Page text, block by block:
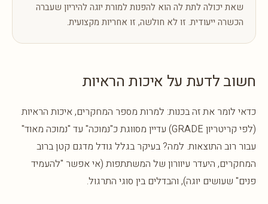
שאת יכולה לתת לה הוא להפנות למורת יוגה להיריון שעברה
הכשרה ייעודית. זו לא חולשה, זו אחריות מקצועית.
חשוב לדעת על איכות הראיות
כדאי לומר את זה בכנות: למרות מספר המחקרים, איכות הראיות
(לפי קריטריון GRADE) עדיין מסווגת כ"נמוכה" עד "נמוכה מאוד"
עבור רוב התוצאות. למה? בעיקר בגלל גודל מדגם קטן ברוב
המחקרים, היעדר עיוורון של המשתתפות (אי אפשר "להעמיד
פנים" שעושים יוגה), והבדלים בין סוגי התרגול.